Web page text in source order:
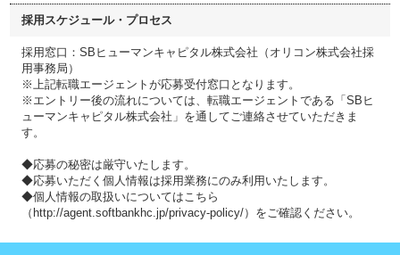
採用スケジュール・プロセス
採用窓口：SBヒューマンキャピタル株式会社（オリコン株式会社採
用事務局）
※上記転職エージェントが応募受付窓口となります。
※エントリー後の流れについては、転職エージェントである「SBヒ
ューマンキャピタル株式会社」を通してご連絡させていただきま
す。
◆応募の秘密は厳守いたします。
◆応募いただく個人情報は採用業務にのみ利用いたします。
◆個人情報の取扱いについてはこちら
（http://agent.softbankhc.jp/privacy-policy/）をご確認ください。